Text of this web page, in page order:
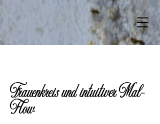
Frauenkreis und intuitiver Mal-
Flow